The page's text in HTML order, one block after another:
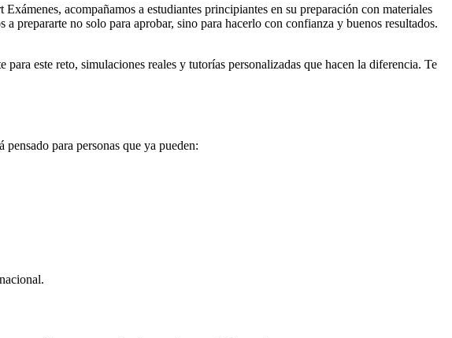
acompañamos a estudiantes principiantes en su preparación con materiales
prepararte no solo para aprobar, sino para hacerlo con confianza y buenos resultados.
este reto, simulaciones reales y tutorías personalizadas que hacen la diferencia. Te
para personas que ya pueden: